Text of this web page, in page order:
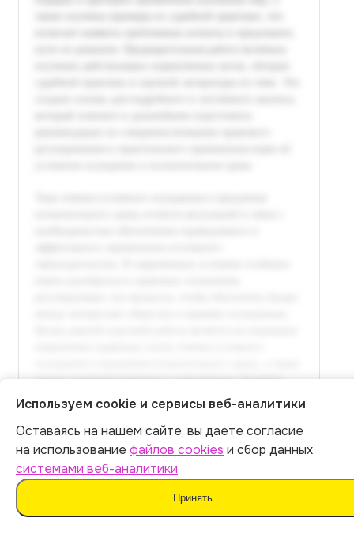
Полный текст доступен
Итог:449р.
Оплатить
Используем cookie и сервисы веб-аналитики
Оставаясь на нашем сайте, вы даете согласие
на использование файлов cookies и сбор данных
системами веб-аналитики
Принять